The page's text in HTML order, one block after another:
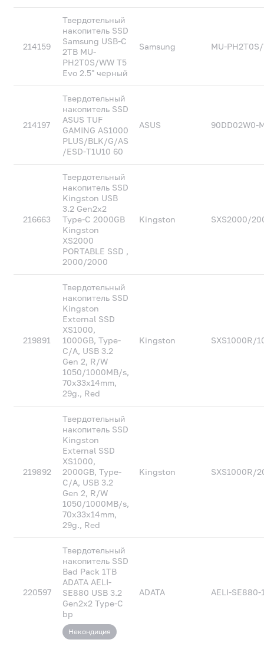
214159
Твердотельный
накопитель SSD
Samsung USB-C
2TB MU-
PH2T0S/WW T5
Evo 2.5" черный
Samsung MU-
214197
Твердотельный
накопитель SSD
ASUS TUF
GAMING AS1000
PLUS/BLK/G/AS
/ESD-T1U10 60
ASUS 90DD02W0-
216663
Твердотельный
накопитель SSD
Kingston USB
3.2 Gen2x2
Type-C 2000GB
Kingston
XS2000
PORTABLE SSD ,
2000/2000
Kingston SXS2000/
219891
Твердотельный
накопитель SSD
Kingston
External SSD
XS1000,
1000GB, Type-
C/A, USB 3.2
Gen 2, R/W
1050/1000MB/s,
70x33x14mm,
29g., Red
Kingston SXS1000R/
219892
Твердотельный
накопитель SSD
Kingston
External SSD
XS1000,
2000GB, Type-
C/A, USB 3.2
Gen 2, R/W
1050/1000MB/s,
70x33x14mm,
29g., Red
Kingston SXS1000R/
220597
Твердотельный
накопитель SSD
Bad Pack 1TB
ADATA AELI-
SE880 USB 3.2
Gen2x2 Type-C
bp
Некондиция
ADATA AELI-